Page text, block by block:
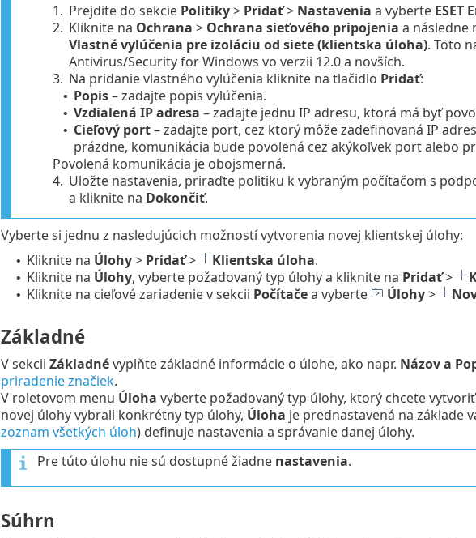
1. Prejdite do sekcie Politiky> Pridať> Nastavenia a vyberte ESET
2. Kliknite na Ochrana > Ochrana sieťového pripojenia a následne
Vlastné vylúčenia pre izoláciu od siete (klientska úloha). Toto
Antivirus/Security for Windows vo verzii 12.0 a novších.
3. Na pridanie vlastného vylúčenia kliknite na tlačidlo Pridať:
• Popis– zadajte popis vylúčenia.
• Vzdialená IP adresa – zadajte jednu IP adresu, ktorá má byť
• Cieľový port– zadajte port, cez ktorý môže zadefinovaná IP
prázdne, komunikácia bude povolená cez akýkoľvek port alebo
Povolená komunikácia je obojsmerná.
4. Uložte nastavenia, priraďte politiku k vybraným počítačom s
a kliknite na Dokončiť.
Vyberte si jednu z nasledujúcich možností vytvorenia novej klientskej úlohy:
• Kliknite na Úlohy> Pridať> Klientska úloha.
• Kliknite na Úlohy, vyberte požadovaný typ úlohy a kliknite na Pridať>
• Kliknite na cieľové zariadenie v sekcii Počítačea vyberte Úlohy>
Základné
V sekcii Základnévyplňte základné informácie o úlohe, ako napr. Názov a
priradenie značiek.
V roletovom menu Úloha vyberte požadovaný typ úlohy, ktorý chcete
novej úlohy vybrali konkrétny typ úlohy, Úloha je prednastavená na základe
zoznam všetkých úloh) definuje nastavenia a správanie danej úlohy.
Pre túto úlohu nie sú dostupné žiadne nastavenia.
Súhrn